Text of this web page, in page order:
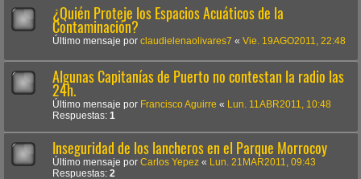
¿Quién Proteje los Espacios Acuáticos de la
Contaminación?
Último mensaje por claudielenaolivares7 « Vie. 19AGO2011, 22:48
Algunas Capitanías de Puerto no contestan la radio las
24h.
Último mensaje por Francisco Aguirre «
Lun. 11ABR2011, 10:48
Respuestas: 1
Inseguridad de los lancheros en el Parque Morrocoy
Último mensaje por Carlos Yepez «
Lun. 21MAR2011, 09:43
Respuestas: 2